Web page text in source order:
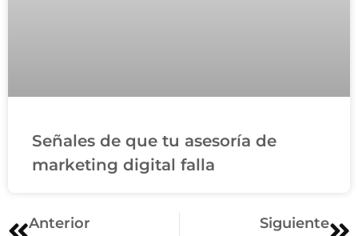
Señales de que tu asesoría de
marketing digital falla
Anterior Siguiente